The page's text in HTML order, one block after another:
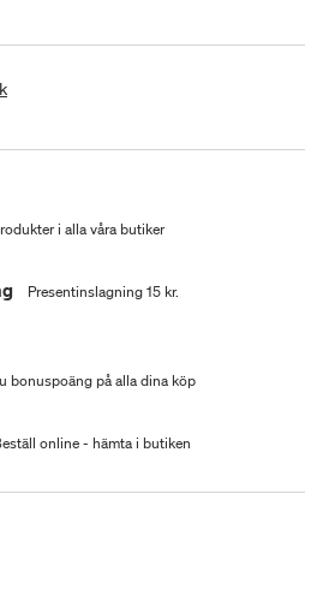
i alla våra butiker
Presentinslagning 15 kr.
bonuspoäng på alla dina köp
online - hämta i butiken